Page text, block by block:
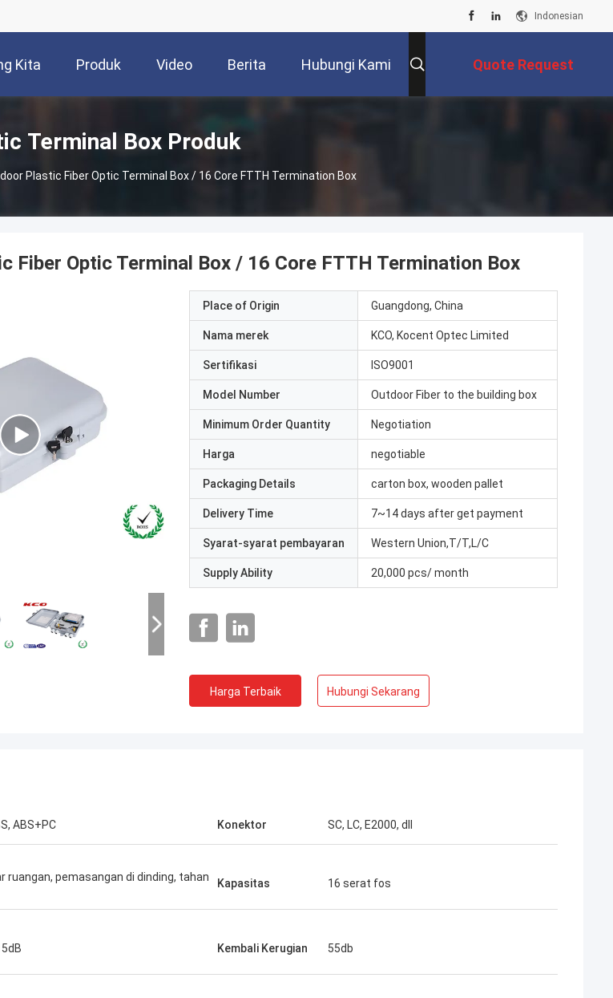
Indonesian
Kita Produk Video Berita Hubungi Kami Quote Request
Terminal Box Produk
Plastic Fiber Optic Terminal Box / 16 Core FTTH Termination Box
panjang perusahaan kami.
panjang kami. Dalam lebih dari 10 tahun
Fiber Optic Terminal Box / 16 Core FTTH Termination Box
Place of Origin Guangdong, China
Nama merek KCO, Kocent Optec Limited
Sertifikasi ISO9001
Model Number Outdoor Fiber to the building box
Minimum Order Quantity Negotiation
Harga negotiable
Packaging Details carton box, wooden pallet
Delivery Time 7~14 days after get payment
Syarat-syarat pembayaran Western Union,T/T,L/C
Supply Ability 20,000 pcs/ month
Harga Terbaik Hubungi Sekarang
ABS+PC Konektor SC, LC, E2000, dll
ruangan, pemasangan di dinding, tahan
Kapasitas 16 serat fos
Kembali Kerugian 55db